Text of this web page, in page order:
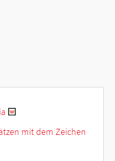
mit dem Zeichen